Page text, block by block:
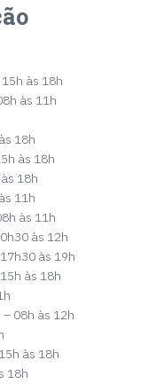
às 18h
às 11h
18h
às 18h
18h
11h
às 11h
às 12h
às 19h
às 18h
– 08h às 12h
às 18h
18h